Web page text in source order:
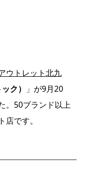
ウトレット北九
ク）
」が9月20
。50ブランド以上
です。